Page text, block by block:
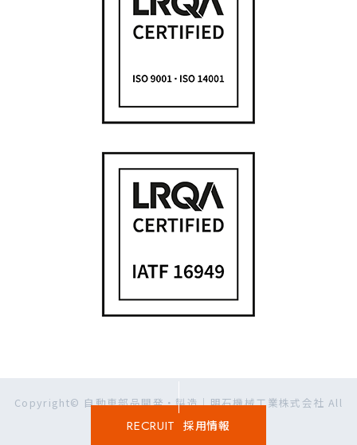
RECRUIT 採用情報
Copyright© 自動車部品開発・製造｜明石機械工業株式会社 All
Rights Reserved.